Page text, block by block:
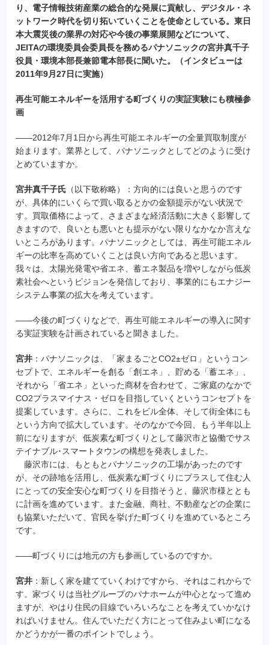
b
o
り、電子情報技術産業の総合的な発展に貢献し、デジタル・ネ
ットワーク時代を切り拓いていくことを使命としている。東日
本大震災後の業界の対応や今後の事業展開などについて、
JEITAの環境委員会委員長を務めるパナソニックの宮井真千子
役員・環境本部長兼節電本部長に聞いた。（インタビューは
2011年9月27日に実施）
再生可能エネルギーを活用する町づくりの実証実験にも積極参
画
――2012年7月1日から再生可能エネルギーの全量買取制度が
始まります。業界として、パナソニックとしてどのように受け
とめていますか。
宮井真千子氏（以下敬称略）：方向的には良いと思うのです
が、具体的にいくらで買い取るとかの金額提示がない状況で
す。買取価格によって、さまざまな経済活動に大きく影響して
きますので、良いとも悪いとも提示がない限りなかなか言えな
いところがあります。パナソニックとしては、再生可能エネル
ギーの比率を高めていくことは良い方向であると思います。
我々は、太陽光発電や省エネ、蓄エネ製品を増やしながら低炭
素社会へというビジョンを発信しており、事業的にもエナジー
システム事業の拡大を考えています。
――今後の町づくりなどで、再生可能エネルギーの導入に関す
る実証実験を計画されていると聞きました。
宮井：パナソニックは、「家まるごとCO2±ゼロ」というコン
セプトで、エネルギーを創る「創エネ」、貯める「蓄エネ」、
それから「省エネ」といった商材を合わせて、ご家庭のなかで
CO2プラスマイナス・ゼロを目指していくというコンセプトを
提案しています。さらに、これをビル全体、そして街全体にも
という方向で拡大しています。そのなかで今回、もう半年以上
前になりますが、低炭素な町づくりとして藤沢市と協働でサス
テイナブル･スマートタウンの構想を発表しました。
藤沢市には、もともとパナソニックの工場があったのです
が、その跡地を活用し、低炭素な町づくりにプラスして住む人
にとっての安全安心な町づくりを目指そうと、藤沢市様ととも
に計画を進めています。また金融、商社、不動産などの企業に
も協業いただいて、官民を挙げた町づくりを進めているところ
です。
――町づくりには地元の方も参画しているのですか。
宮井：新しく家を建てていくわけですから、それはこれからで
す。家づくりは当社グループのパナホームが中心となって進め
ますが、やはり住民の目線でいろいろなことを考えていかなけ
ればいけません。住んでいただく方にとって住みよい町になる
かどうかが一番のポイントでしょう。